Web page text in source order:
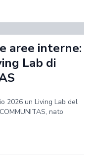
aree interne:
Lab di
2026 un Living Lab del
nato